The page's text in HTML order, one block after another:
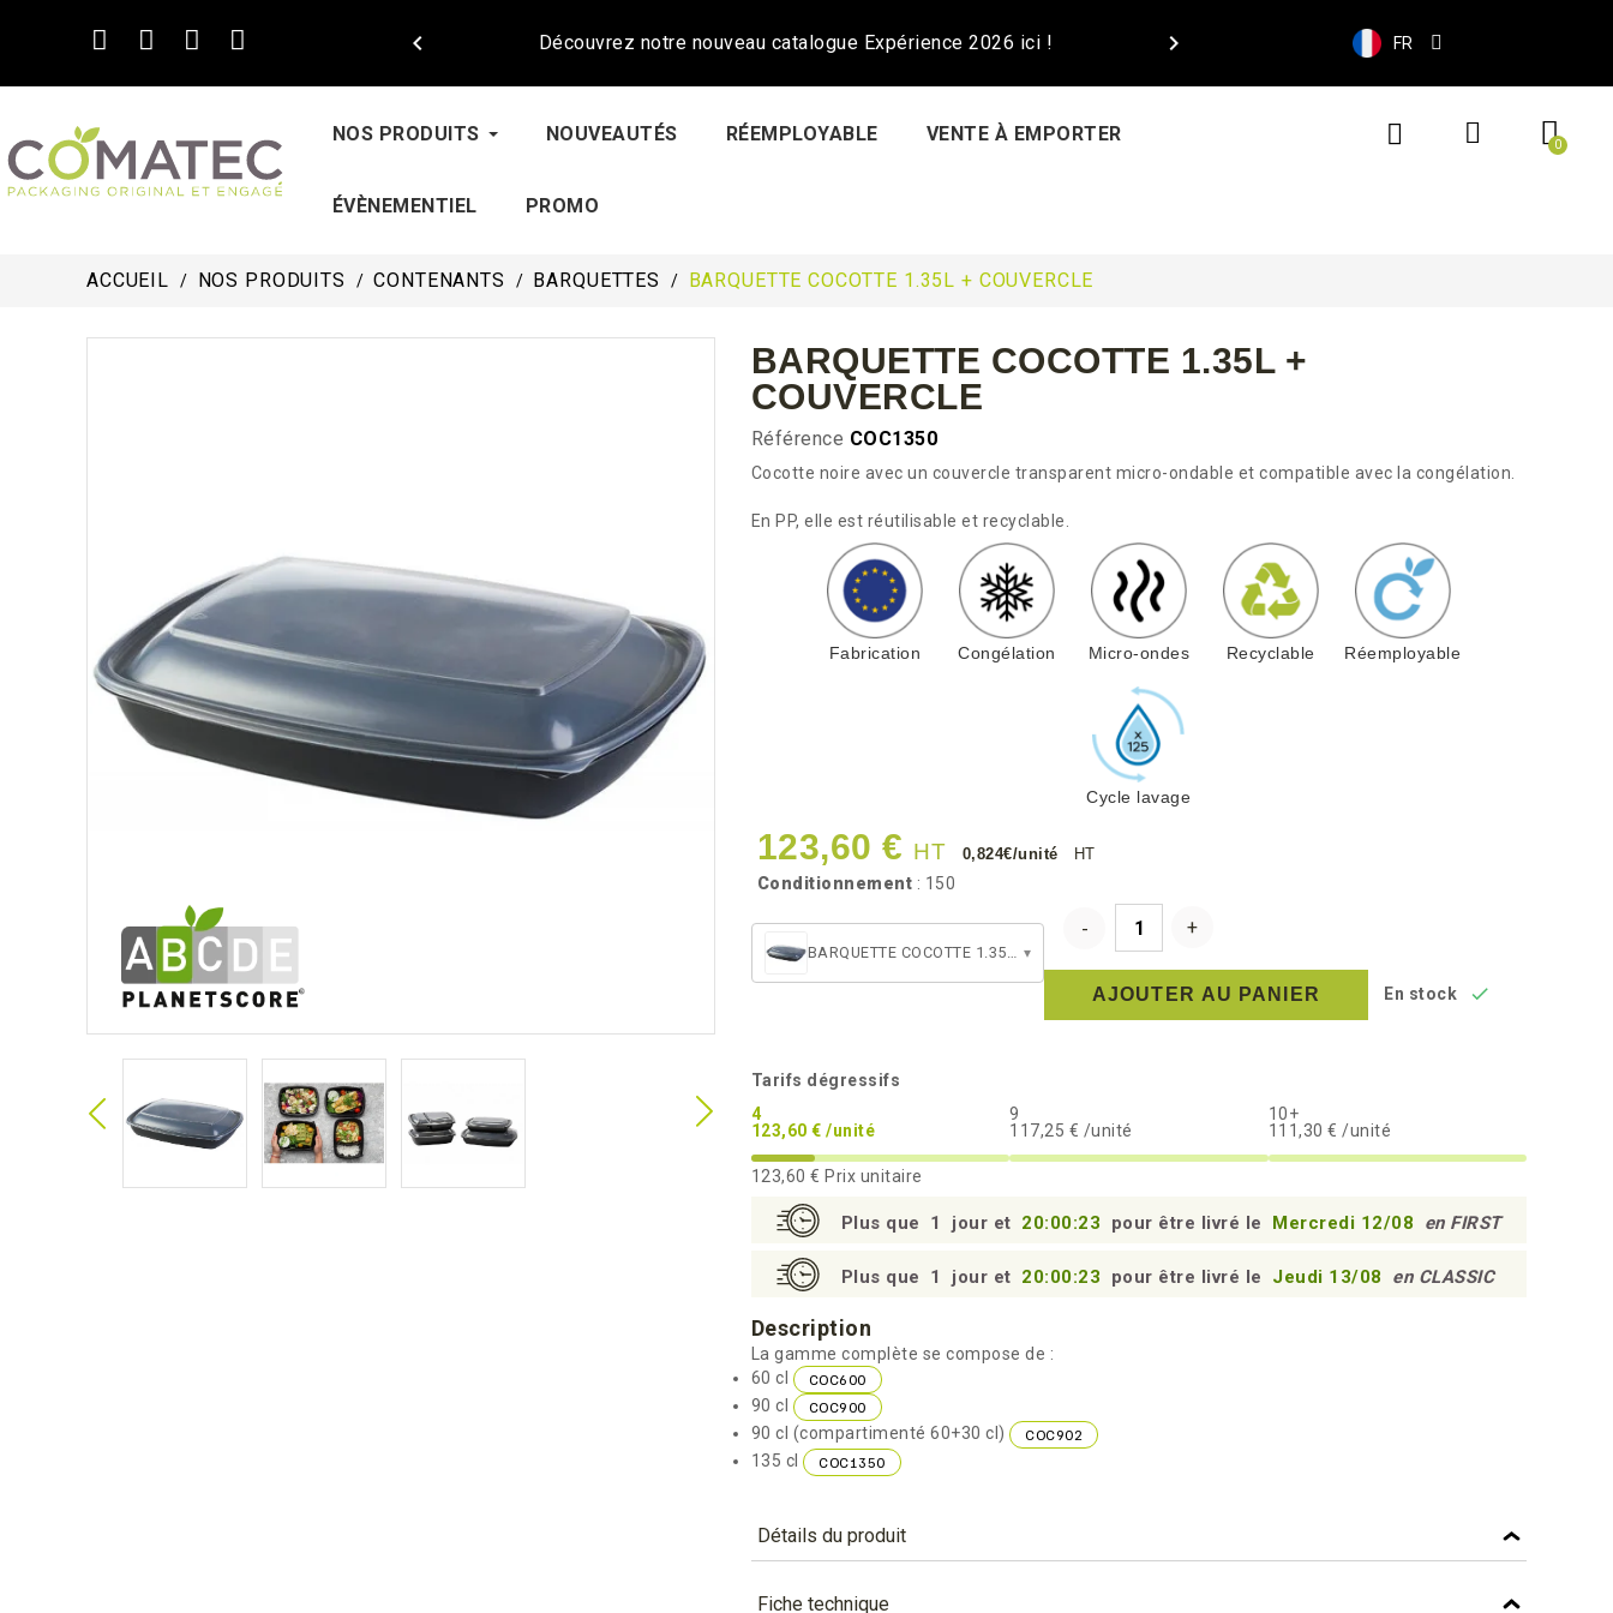
Découvrez notre nouveau catalogue Expérience 2026 ici !
  FR
NOS PRODUITS NOUVEAUTÉS RÉEMPLOYABLE VENTE À EMPORTER
ÉVÈNEMENTIEL PROMO
ACCUEIL NOS PRODUITS CONTENANTS BARQUETTES BARQUETTE COCOTTE 1.35L + COUVERCLE
BARQUETTE COCOTTE 1.35L +
COUVERCLE
Référence COC1350
Cocotte noire avec un couvercle transparent micro-ondable et compatible avec la congélation.
En PP, elle est réutilisable et recyclable.
Fabrication Congélation Micro-ondes Recyclable Réemployable
Cycle lavage
123,60 € HT 0,824€/unité HT
Conditionnement : 150
BARQUETTE COCOTTE 1.35L + COUVERCLE ▾
AJOUTER AU PANIER En stock 
Tarifs dégressifs
4
123,60 € /unité
9
117,25 € /unité
10+
111,30 € /unité
123,60 € Prix unitaire
Plus que 1 jour et 20:00:22 pour être livré le Mercredi 12/08 en FIRST
Plus que 1 jour et 20:00:22 pour être livré le Jeudi 13/08 en CLASSIC
Description
La gamme complète se compose de :
60 cl
COC600
90 cl COC900
90 cl (compartimenté 60+30 cl) COC902
135 cl COC1350
Détails du produit
Référence COC1350
Fiche technique